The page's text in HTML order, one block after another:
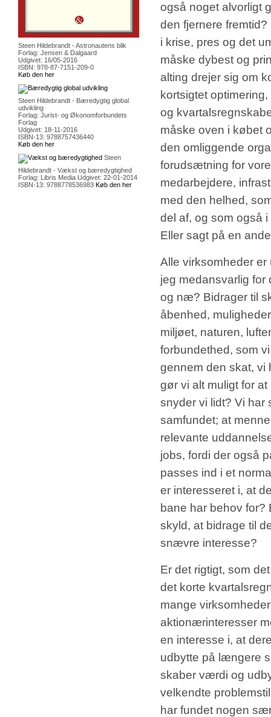
Steen Hildebrandt - Astronautens blik
Forlag: Jensen & Dalgaard
Udgivet: 16/05-2016
ISBN: 978-87-7151-209-0
Køb den her
Steen Hildebrandt - Bæredygtig global
udvikling
Forlag: Jurist- og Økonomforbundets
Forlag
Udgivet: 18-11-2016
ISBN-13: 9788757436440
Køb den her
Steen
Hildebrandt - Vækst og bæredygtighed
Forlag: Libris Media Udgivet: 22-01-2014
ISBN-13: 9788778536983 Køb den her
også noget alvorligt
den fjernere
i krise, pres og det
måske dybest og
alting drejer sig om
kortsigtet
og
måske oven i købet
den omliggende
forudsætning for
medarbejdere,
med den helhed,
del af, og som også
Eller sagt på en
Alle virksomheder
jeg medansvarlig
og næ? Bidrager til
åbenhed,
miljøet, naturen,
forbundethed, som
gennem den skat, vi
gør vi alt muligt for
snyder vi lidt? Vi har
samfundet; at
relevante
jobs, fordi der også
passes ind i et
er interesseret i, at
bane har behov for?
skyld, at bidrage til
snævre interesse?
Er det rigtigt, som
det korte
mange
aktionærinteresser
en interesse i, at
udbytte på længere
skaber værdi og
velkendte
har fundet nogen